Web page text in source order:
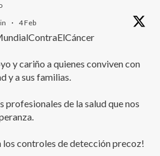
· 4 Feb
y cariño a quienes conviven con
y a sus familias.
profesionales de la salud que nos
los controles de detección precoz!